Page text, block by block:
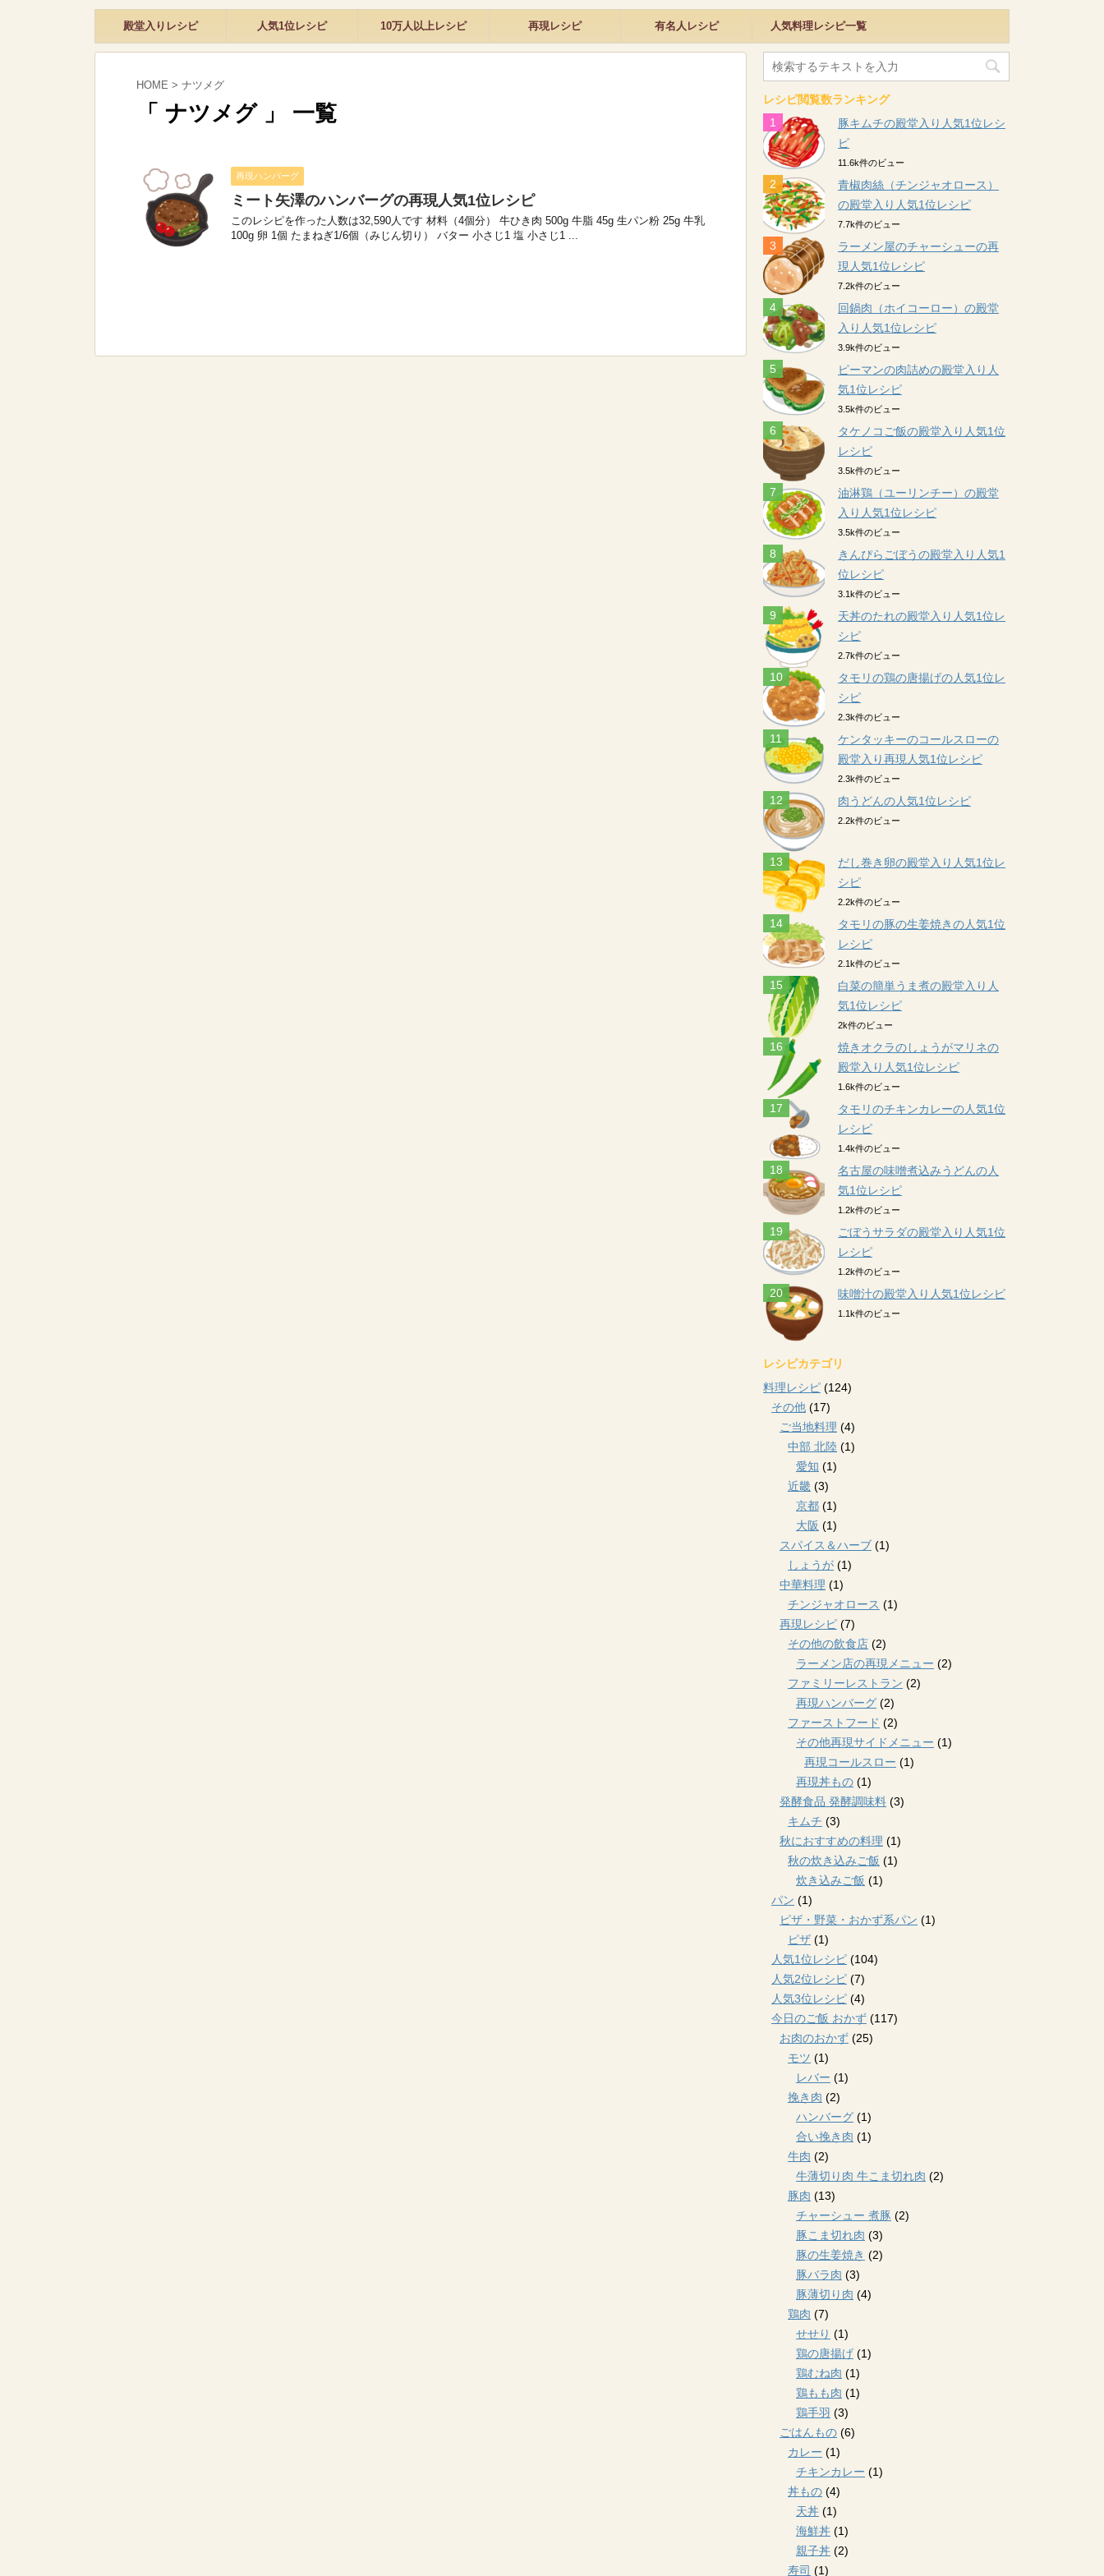
殿堂入りレシピ 人気1位レシピ 10万人以上レシピ 再現レシピ 有名人レシピ 人気料理レシピ一覧
HOME > ナツメグ
「 ナツメグ 」 一覧
再現ハンバーグ
ミート矢澤のハンバーグの再現人気1位レシピ
このレシピを作った人数は32,590人です 材料（4個分） 牛ひき肉 500g 牛脂 45g 生パン粉 25g 牛乳
100g 卵 1個 たまねぎ1/6個（みじん切り） バター 小さじ1 塩 小さじ1 ...
レシピ閲覧数ランキング
豚キムチの殿堂入り人気1位レシ
ピ
11.6k件のビュー
青椒肉絲（チンジャオロース）
の殿堂入り人気1位レシピ
7.7k件のビュー
ラーメン屋のチャーシューの再
現人気1位レシピ
7.2k件のビュー
回鍋肉（ホイコーロー）の殿堂
入り人気1位レシピ
3.9k件のビュー
ピーマンの肉詰めの殿堂入り人
気1位レシピ
3.5k件のビュー
タケノコご飯の殿堂入り人気1位
レシピ
3.5k件のビュー
油淋鶏（ユーリンチー）の殿堂
入り人気1位レシピ
3.5k件のビュー
きんぴらごぼうの殿堂入り人気1
位レシピ
3.1k件のビュー
天丼のたれの殿堂入り人気1位レ
シピ
2.7k件のビュー
タモリの鶏の唐揚げの人気1位レ
シピ
2.3k件のビュー
ケンタッキーのコールスローの
殿堂入り再現人気1位レシピ
2.3k件のビュー
肉うどんの人気1位レシピ
2.2k件のビュー
だし巻き卵の殿堂入り人気1位レ
シピ
2.2k件のビュー
タモリの豚の生姜焼きの人気1位
レシピ
2.1k件のビュー
白菜の簡単うま煮の殿堂入り人
気1位レシピ
2k件のビュー
焼きオクラのしょうがマリネの
殿堂入り人気1位レシピ
1.6k件のビュー
タモリのチキンカレーの人気1位
レシピ
1.4k件のビュー
名古屋の味噌煮込みうどんの人
気1位レシピ
1.2k件のビュー
ごぼうサラダの殿堂入り人気1位
レシピ
1.2k件のビュー
味噌汁の殿堂入り人気1位レシピ
1.1k件のビュー
レシピカテゴリ
料理レシピ (124)
その他 (17)
ご当地料理 (4)
中部 北陸 (1)
愛知 (1)
近畿 (3)
京都 (1)
大阪 (1)
スパイス＆ハーブ (1)
しょうが (1)
中華料理 (1)
チンジャオロース (1)
再現レシピ (7)
その他の飲食店 (2)
ラーメン店の再現メニュー (2)
ファミリーレストラン (2)
再現ハンバーグ (2)
ファーストフード (2)
その他再現サイドメニュー (1)
再現コールスロー (1)
再現丼もの (1)
発酵食品 発酵調味料 (3)
キムチ (3)
秋におすすめの料理 (1)
秋の炊き込みご飯 (1)
炊き込みご飯 (1)
パン (1)
ピザ・野菜・おかず系パン (1)
ピザ (1)
人気1位レシピ (104)
人気2位レシピ (7)
人気3位レシピ (4)
今日のご飯 おかず (117)
お肉のおかず (25)
モツ (1)
レバー (1)
挽き肉 (2)
ハンバーグ (1)
合い挽き肉 (1)
牛肉 (2)
牛薄切り肉 牛こま切れ肉 (2)
豚肉 (13)
チャーシュー 煮豚 (2)
豚こま切れ肉 (3)
豚の生姜焼き (2)
豚バラ肉 (3)
豚薄切り肉 (4)
鶏肉 (7)
せせり (1)
鶏の唐揚げ (1)
鶏むね肉 (1)
鶏もも肉 (1)
鶏手羽 (3)
ごはんもの (6)
カレー (1)
チキンカレー (1)
丼もの (4)
天丼 (1)
海鮮丼 (1)
親子丼 (2)
寿司 (1)